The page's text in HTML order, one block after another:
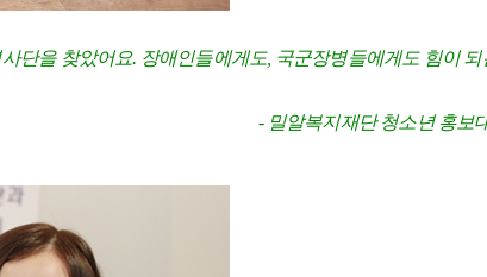
단을 찾았어요. 장애인들에게도, 국군장병들에게도 힘이 되
- 밀알복지재단 청소년 홍보